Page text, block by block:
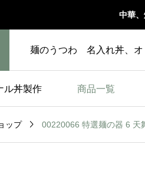
中華
麺のうつわ 名入れ丼、オ
ル丼製作 商品一覧
ップ  00220066 特選麺の器 6 天